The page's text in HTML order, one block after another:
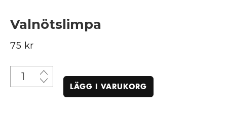
Valnötslimpa
75 kr
LÄGG I VARUKORG